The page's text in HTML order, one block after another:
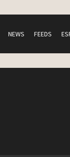
NEWS FEEDS